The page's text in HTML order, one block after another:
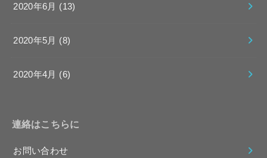
2020年6月 (13)
2020年5月 (8)
2020年4月 (6)
連絡はこちらに
お問い合わせ